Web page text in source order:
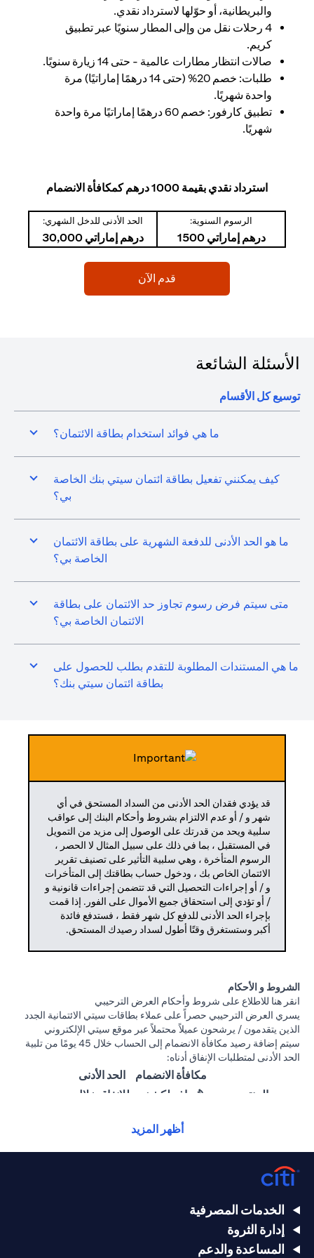
والبريطانية، أو حوّلها لاسترداد نقدي.
4 رحلات نقل من وإلى المطار سنويًا عبر تطبيق
كريم.
صالات انتظار مطارات عالمية - حتى 14 زيارة سنويًا.
طلبات: خصم 20% (حتى 14 درهمًا إماراتيًا) مرة
واحدة شهريًا.
تطبيق كارفور: خصم 60 درهمًا إماراتيًا مرة واحدة
شهريًا.
استرداد نقدي بقيمة 1000 درهم كمكافأة الانضمام
الرسوم السنوية:
درهم إماراتي 1500
الحد الأدنى للدخل الشهري:
درهم إماراتي 30,000
قدم الآن
الأسئلة الشائعة
توسيع كل الأقسام
ما هي فوائد استخدام بطاقة الائتمان؟
كيف يمكنني تفعيل بطاقة ائتمان سيتي بنك الخاصة
بي؟
ما هو الحد الأدنى للدفعة الشهرية على بطاقة الائتمان
الخاصة بي؟
متى سيتم فرض رسوم تجاوز حد الائتمان على بطاقة
الائتمان الخاصة بي؟
ما هي المستندات المطلوبة للتقدم بطلب للحصول على
بطاقة ائتمان سيتي بنك؟
قد يؤدي فقدان الحد الأدنى من السداد المستحق في أي
شهر و / أو عدم الالتزام بشروط وأحكام البنك إلى عواقب
سلبية ويحد من قدرتك على الوصول إلى مزيد من التمويل
في المستقبل ، بما في ذلك على سبيل المثال لا الحصر ،
الرسوم المتأخرة ، وهي سلبية التأثير على تصنيف تقرير
الائتمان الخاص بك ، ودخول حساب بطاقتك إلى المتأخرات
و / أو إجراءات التحصيل التي قد تتضمن إجراءات قانونية و
/ أو تؤدي إلى استحقاق جميع الأموال على الفور. إذا قمت
بإجراء الحد الأدنى للدفع كل شهر فقط ، فستدفع فائدة
أكبر وستستغرق وقتًا أطول لسداد رصيدك المستحق.
الشروط و الأحكام
انقر هنا للاطلاع على شروط وأحكام العرض الترحيبي
يسري العرض الترحيبي حصراً على عملاء بطاقات سيتي الائتمانية الجدد
الذين يتقدمون / يرشحون عميلاً محتملاً عبر موقع سيتي الإلكتروني
سيتم إضافة رصيد مكافأة الانضمام إلى الحساب خلال 45 يومًا من تلبية
الحد الأدنى لمتطلبات الإنفاق أدناه:
المنتج
مكافأة الانضمام
(تُضاف لكشف
الحد الأدنى
للإنفاق خلال
سيتي ألتيما
درهم
بطاقة سيتي
بريستيج الائتمانية
أظهر المزيد
الخدمات المصرفية
إدارة الثروة
المساعدة والدعم